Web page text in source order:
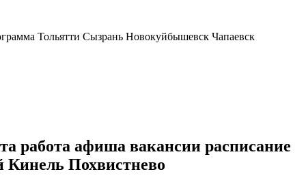
Тольятти Сызрань Новокуйбышевск Чапаевск
работа афиша вакансии расписание
Похвистнево